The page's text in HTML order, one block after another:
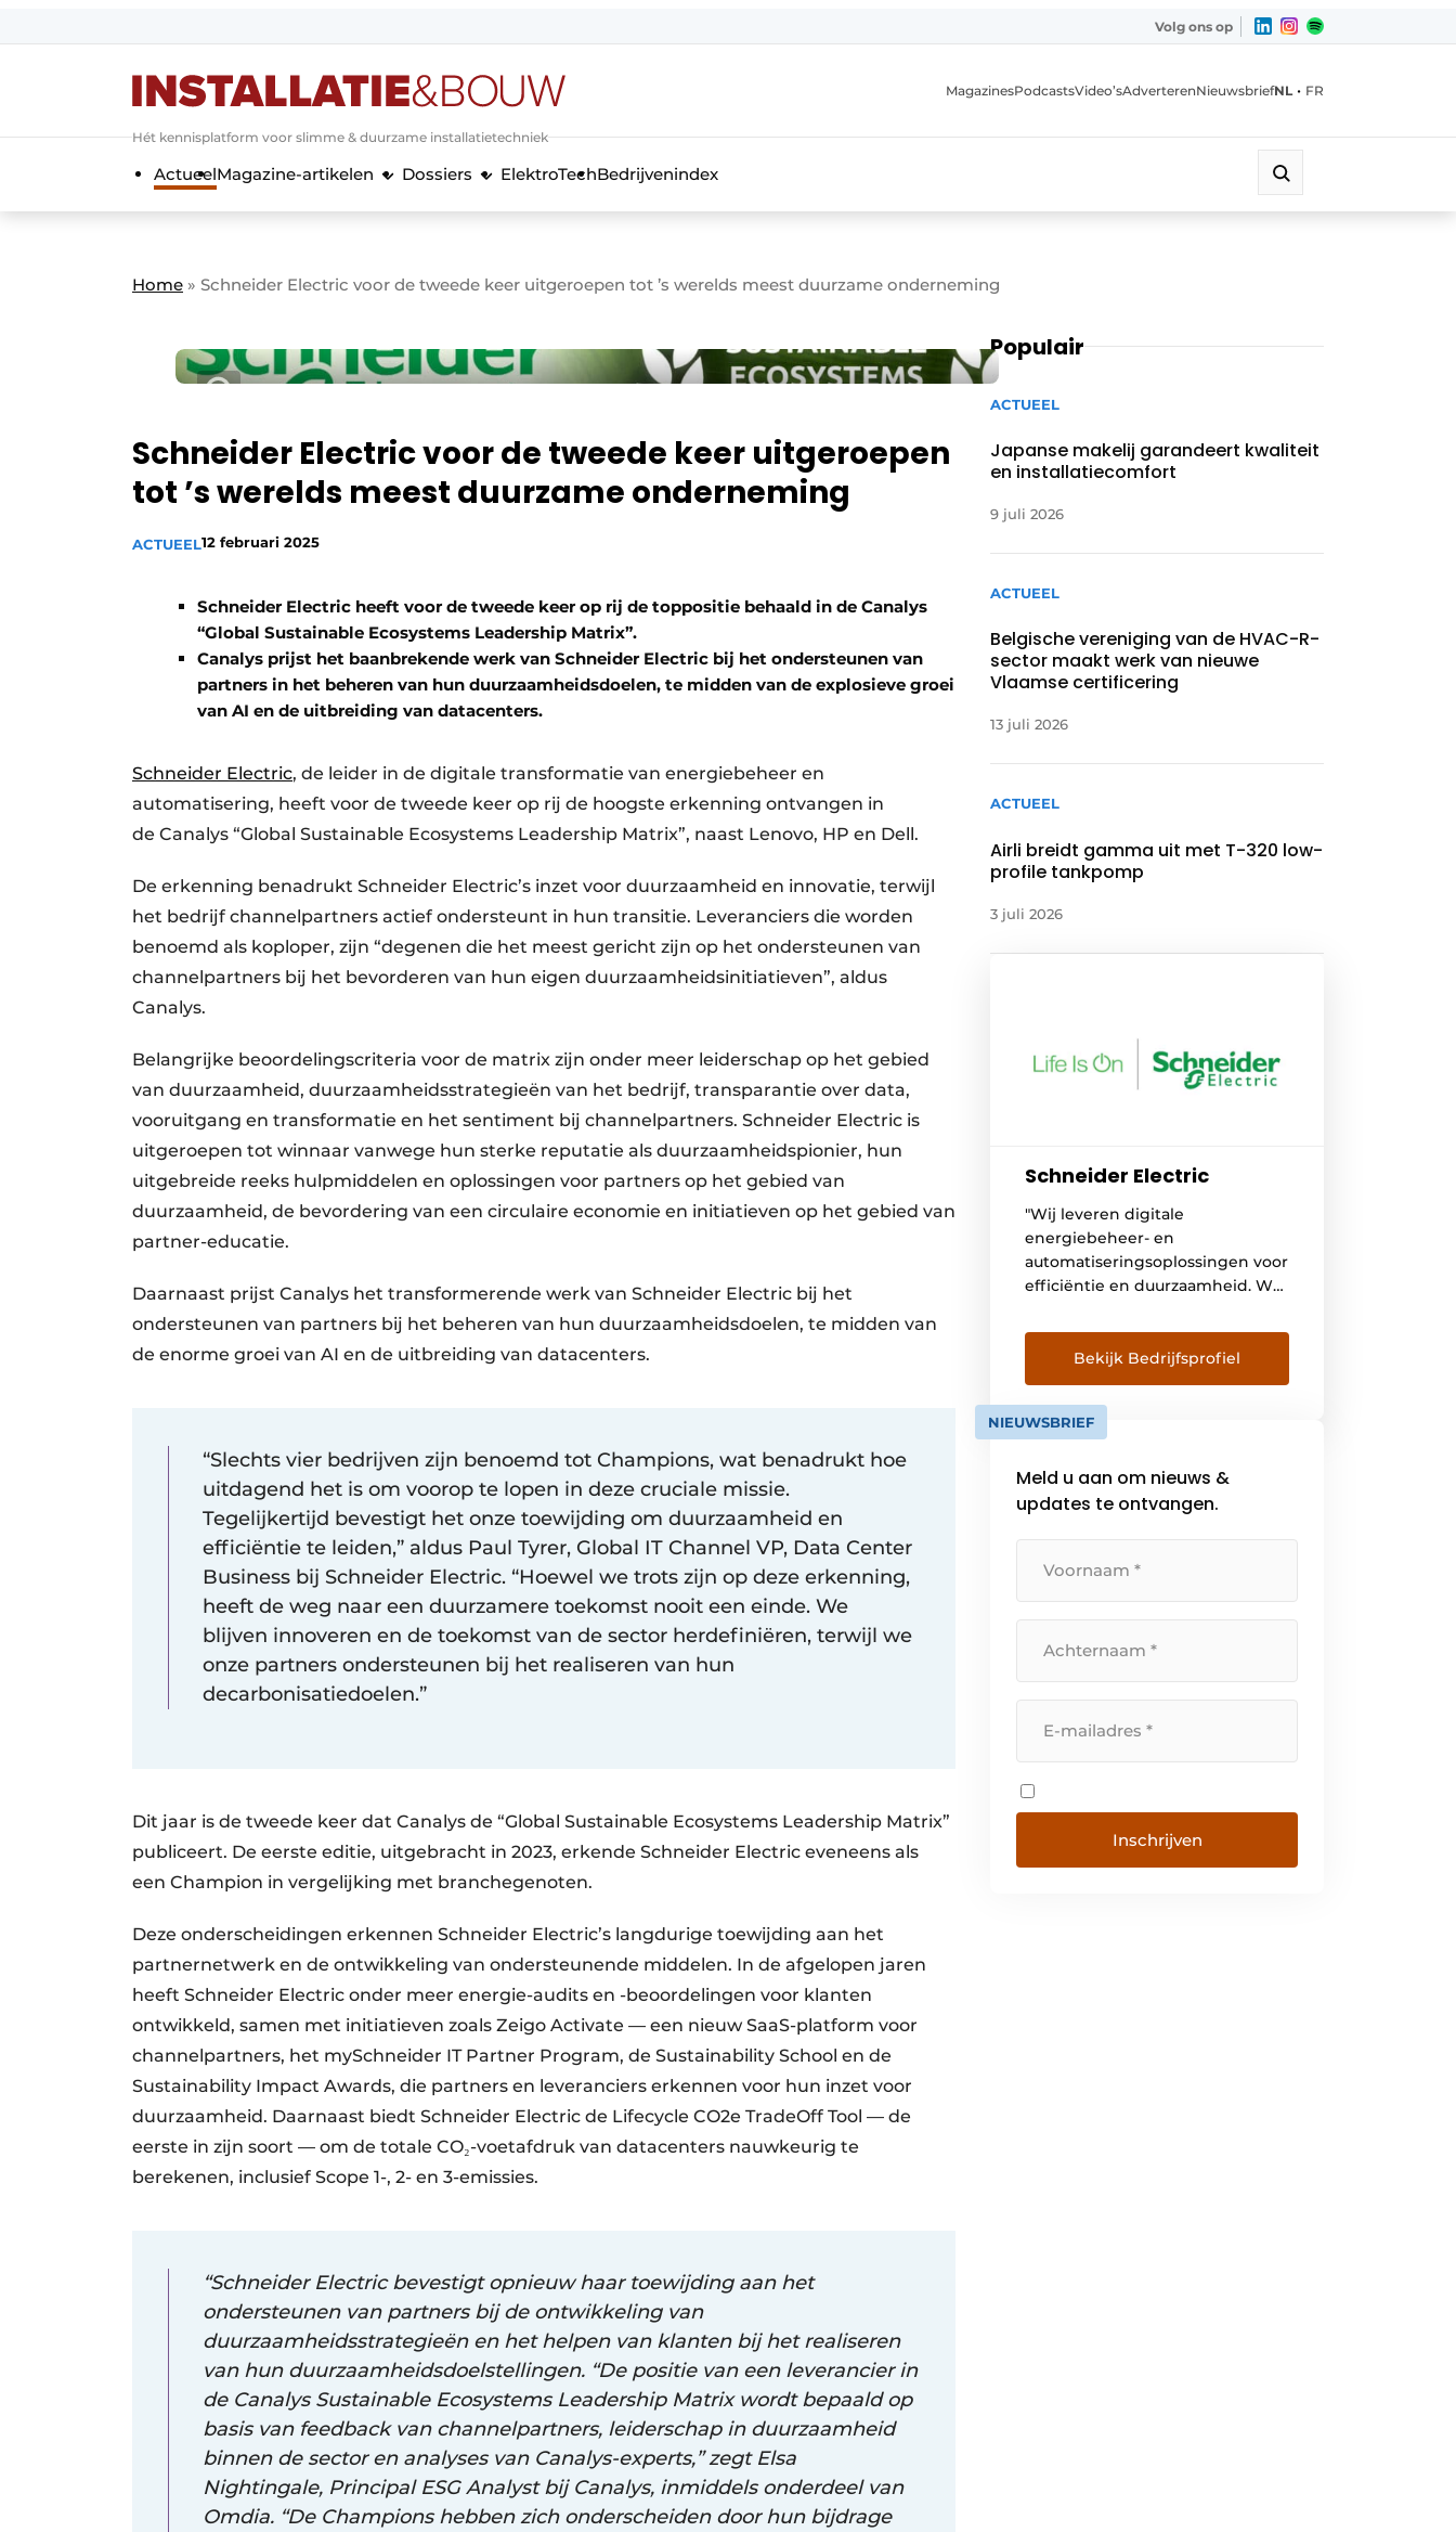
Algemene voorwaarden
Banner overzicht
BedrijvenAanmeldenBedankt voor de aanmelding
Bedrijven
Evenement aanmelden
Meest gelezen
Podcasts
Vacature aanmelden
Vacatures
Volg ons op
Hét kennisplatform voor slimme & duurzame installatietechniek
MagazinesPodcastsVideo’sAdverterenNieuwsbriefNL • FR
ActueelMagazine-artikelen Dossiers ElektroTechBedrijvenindex
Home » Schneider Electric voor de tweede keer uitgeroepen tot ’s werelds meest duurzame onderneming
Schneider Electric voor de tweede keer uitgeroepen
tot ’s werelds meest duurzame onderneming
ACTUEEL12 februari 2025
Schneider Electric heeft voor de tweede keer op rij de toppositie behaald in de Canalys
“Global Sustainable Ecosystems Leadership Matrix”. ​ ​
Canalys prijst het baanbrekende werk van Schneider Electric bij het ondersteunen van
partners in het beheren van hun duurzaamheidsdoelen, te midden van de explosieve groei
van AI en de uitbreiding van datacenters.
Schneider Electric, de leider in de digitale transformatie van energiebeheer en
automatisering, heeft voor de tweede keer op rij de hoogste erkenning ontvangen in
de Canalys “Global Sustainable Ecosystems Leadership Matrix”, naast Lenovo, HP en Dell.
De erkenning benadrukt Schneider Electric’s inzet voor duurzaamheid en innovatie, terwijl
het bedrijf channelpartners actief ondersteunt in hun transitie. Leveranciers die worden
benoemd als koploper, zijn “degenen die het meest gericht zijn op het ondersteunen van
channelpartners bij het bevorderen van hun eigen duurzaamheidsinitiatieven”, aldus
Canalys.
Belangrijke beoordelingscriteria voor de matrix zijn onder meer leiderschap op het gebied
van duurzaamheid, duurzaamheidsstrategieën van het bedrijf, transparantie over data,
vooruitgang en transformatie en het sentiment bij channelpartners. Schneider Electric is
uitgeroepen tot winnaar vanwege hun sterke reputatie als duurzaamheidspionier, hun
uitgebreide reeks hulpmiddelen en oplossingen voor partners op het gebied van
duurzaamheid, de bevordering van een circulaire economie en initiatieven op het gebied van
partner-educatie.
Daarnaast prijst Canalys het transformerende werk van Schneider Electric bij het
ondersteunen van partners bij het beheren van hun duurzaamheidsdoelen, te midden van
de enorme groei van AI en de uitbreiding van datacenters.
“Slechts vier bedrijven zijn benoemd tot Champions, wat benadrukt hoe
uitdagend het is om voorop te lopen in deze cruciale missie.
Tegelijkertijd bevestigt het onze toewijding om duurzaamheid en
efficiëntie te leiden,” aldus Paul Tyrer, Global IT Channel VP, Data Center
Business bij Schneider Electric. “Hoewel we trots zijn op deze erkenning,
heeft de weg naar een duurzamere toekomst nooit een einde. We
blijven innoveren en de toekomst van de sector herdefiniëren, terwijl we
onze partners ondersteunen bij het realiseren van hun
decarbonisatiedoelen.”
Dit jaar is de tweede keer dat Canalys de “Global Sustainable Ecosystems Leadership Matrix”
publiceert. De eerste editie, uitgebracht in 2023, erkende Schneider Electric eveneens als
een Champion in vergelijking met branchegenoten.
Deze onderscheidingen erkennen Schneider Electric’s langdurige toewijding aan het
partnernetwerk en de ontwikkeling van ondersteunende middelen. In de afgelopen jaren
heeft Schneider Electric onder meer energie-audits en -beoordelingen voor klanten
ontwikkeld, samen met initiatieven zoals Zeigo Activate — een nieuw SaaS-platform voor
channelpartners, het mySchneider IT Partner Program, de Sustainability School en de
Sustainability Impact Awards, die partners en leveranciers erkennen voor hun inzet voor
duurzaamheid. Daarnaast biedt Schneider Electric de Lifecycle CO2e TradeOff Tool — de
eerste in zijn soort — om de totale CO₂-voetafdruk van datacenters nauwkeurig te
berekenen, inclusief Scope 1-, 2- en 3-emissies.
“Schneider Electric bevestigt opnieuw haar toewijding aan het
ondersteunen van partners bij de ontwikkeling van
duurzaamheidsstrategieën en het helpen van klanten bij het realiseren
van hun duurzaamheidsdoelstellingen. “De positie van een leverancier in
de Canalys Sustainable Ecosystems Leadership Matrix wordt bepaald op
basis van feedback van channelpartners, leiderschap in duurzaamheid
binnen de sector en analyses van Canalys-experts,” zegt Elsa
Nightingale, Principal ESG Analyst bij Canalys, inmiddels onderdeel van
Omdia. “De Champions hebben zich onderscheiden door hun bijdrage
Populair
ACTUEEL
Japanse makelij garandeert kwaliteit
en installatiecomfort
9 juli 2026
ACTUEEL
Belgische vereniging van de HVAC-R-
sector maakt werk van nieuwe
Vlaamse certificering
13 juli 2026
ACTUEEL
Airli breidt gamma uit met T-320 low-
profile tankpomp
3 juli 2026
Schneider Electric
"Wij leveren digitale
energiebeheer- en
automatiseringsoplossingen voor
efficiëntie en duurzaamheid. We
optimaal gebruik te maken van
hun energie en middelen, zodat
'Life Is On' altijd en overal geldt
voor iedereen."
Bekijk Bedrijfsprofiel
NIEUWSBRIEF
Meld u aan om nieuws &
updates te ontvangen.